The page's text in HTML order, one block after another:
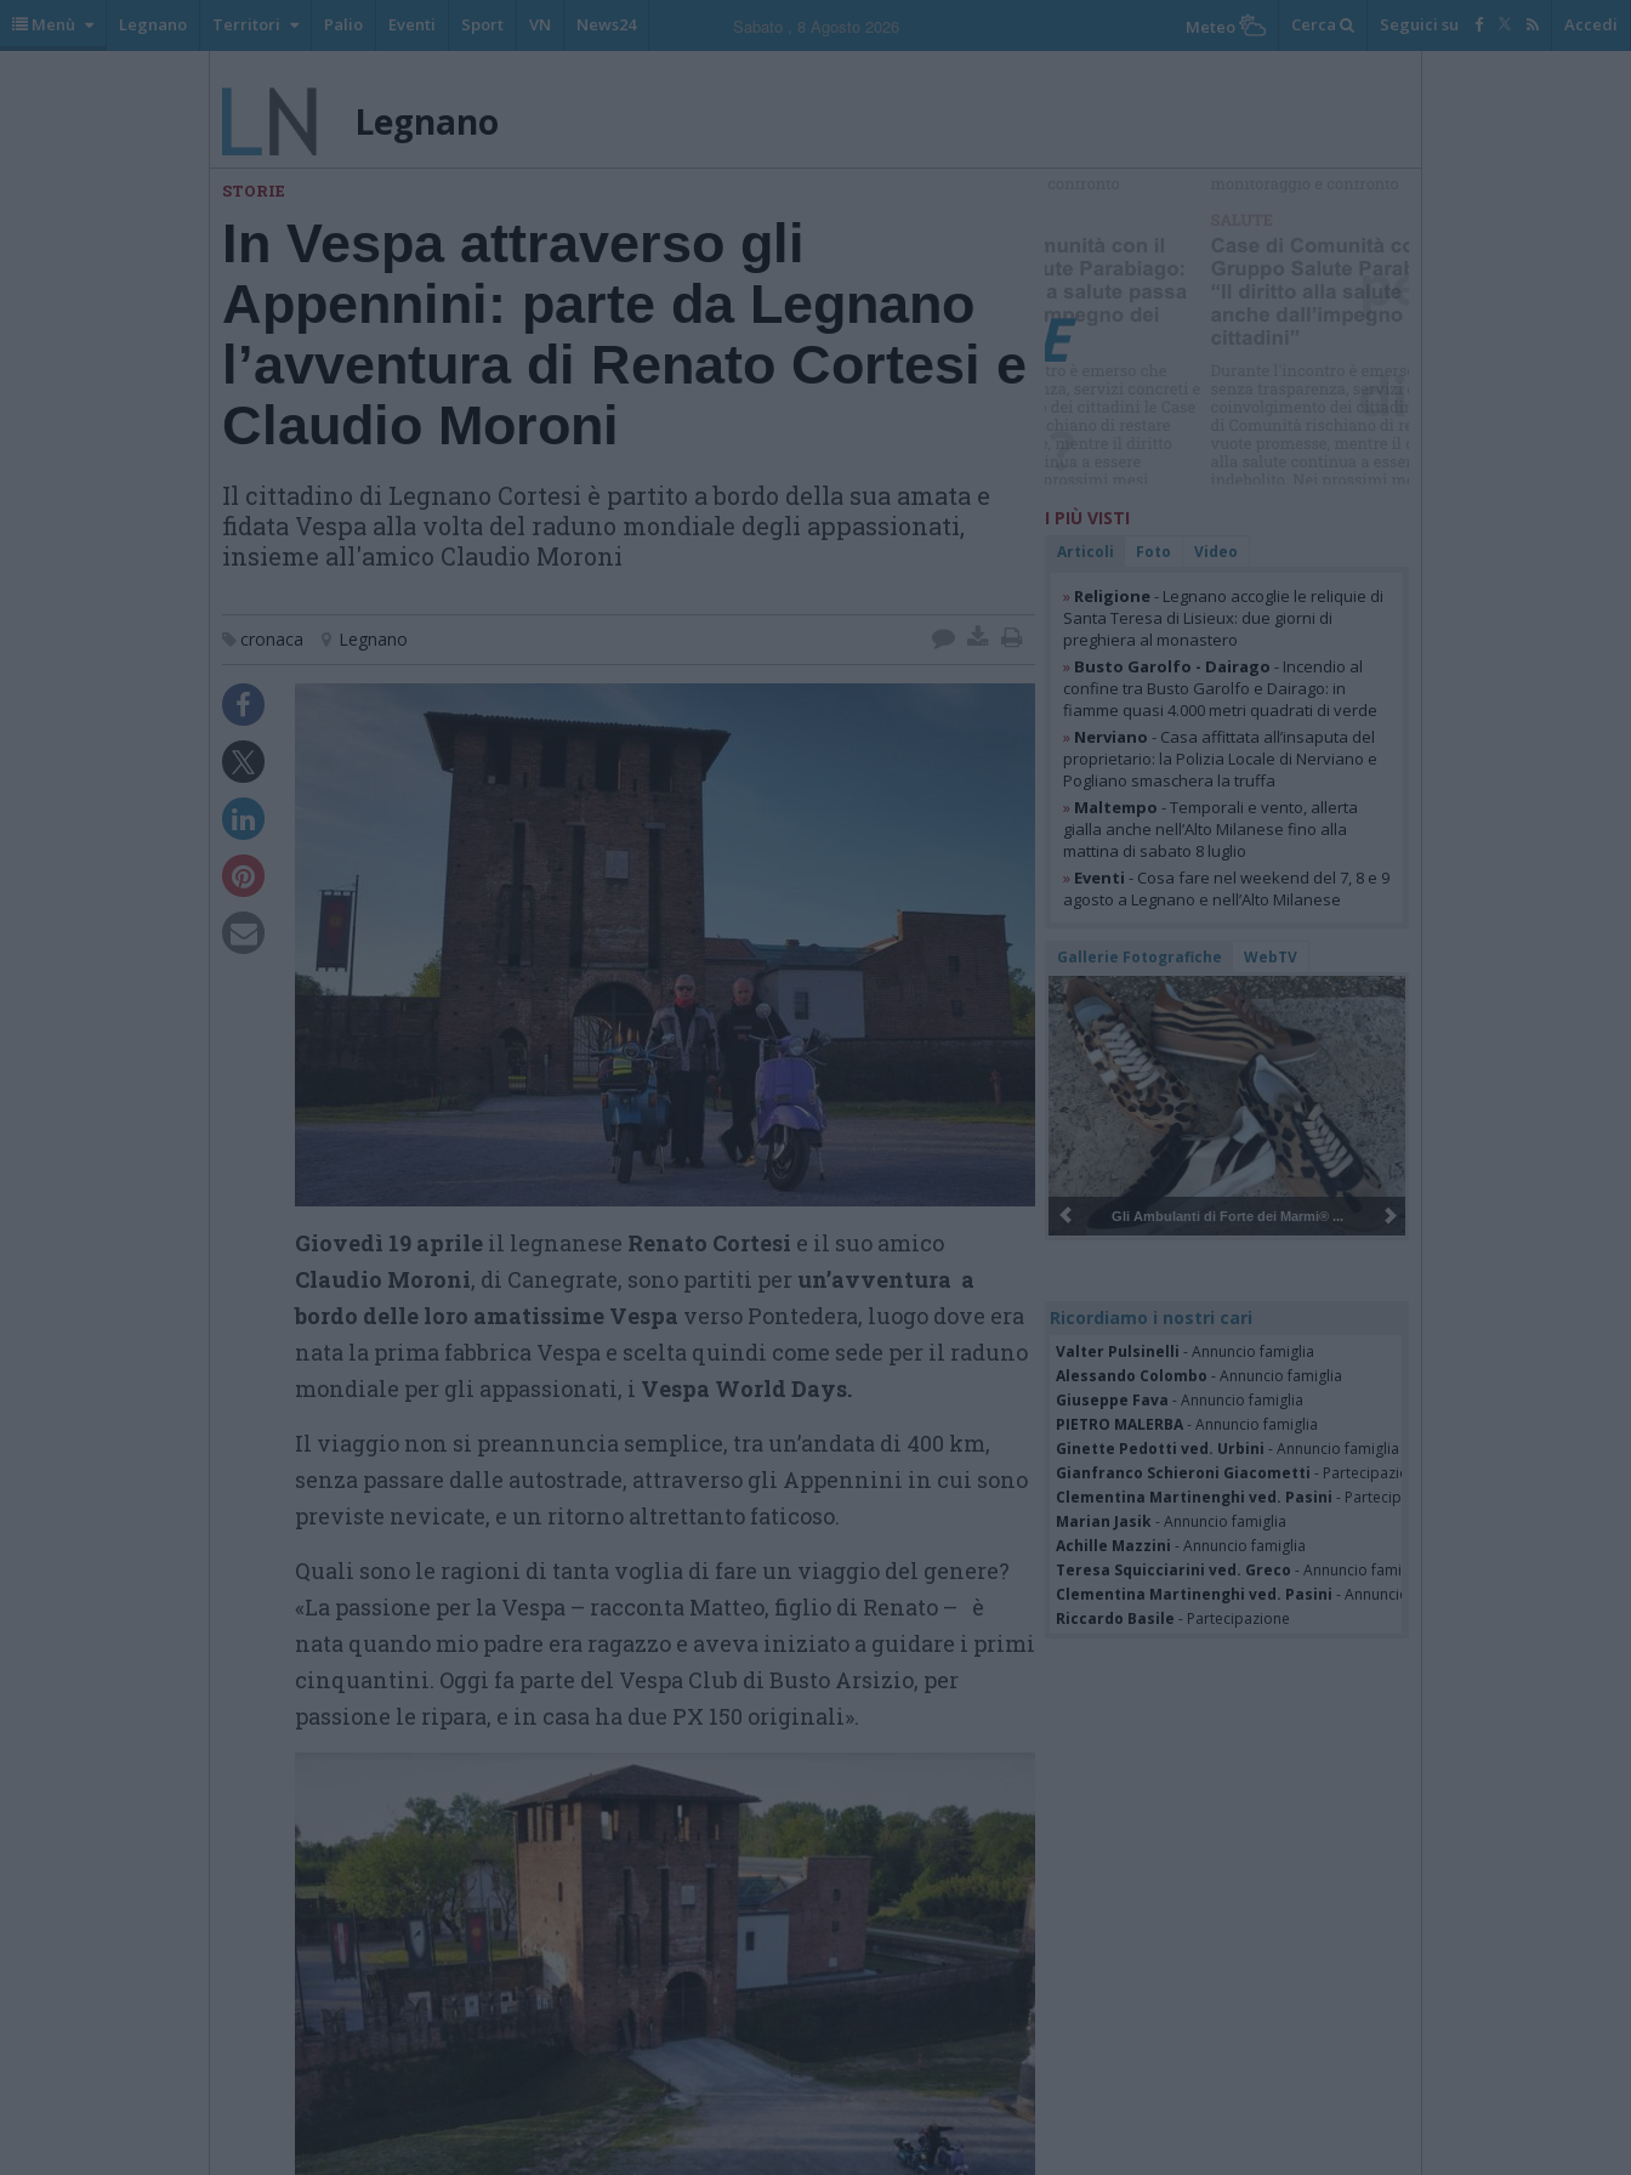
Menù Legnano Territori Palio Eventi Sport VN News24 Sabato , 8 Agosto 2026 Meteo Cerca Seguici su Accedi
Legnano
STORIE
In Vespa attraverso gli
Appennini: parte da Legnano
l’avventura di Renato Cortesi e
Claudio Moroni
Il cittadino di Legnano Cortesi è partito a bordo della sua amata e
fidata Vespa alla volta del raduno mondiale degli appassionati,
insieme all'amico Claudio Moroni
cronaca Legnano
Giovedì 19 aprile il legnanese Renato Cortesi e il suo amico
Claudio Moroni, di Canegrate, sono partiti per un’avventura a
bordo delle loro amatissime Vespa verso Pontedera, luogo dove era
nata la prima fabbrica Vespa e scelta quindi come sede per il raduno
mondiale per gli appassionati, i Vespa World Days.
Il viaggio non si preannuncia semplice, tra un’andata di 400 km,
senza passare dalle autostrade, attraverso gli Appennini in cui sono
previste nevicate, e un ritorno altrettanto faticoso.
Quali sono le ragioni di tanta voglia di fare un viaggio del genere?
«La passione per la Vespa – racconta Matteo, figlio di Renato – è
nata quando mio padre era ragazzo e aveva iniziato a guidare i primi
cinquantini. Oggi fa parte del Vespa Club di Busto Arsizio, per
passione le ripara, e in casa ha due PX 150 originali».
I PIÙ VISTI
Articoli Foto Video
» Religione- Legnano accoglie le reliquie di
Santa Teresa di Lisieux: due giorni di
preghiera al monastero
» Busto Garolfo - Dairago - Incendio al
confine tra Busto Garolfo e Dairago: in
fiamme quasi 4.000 metri quadrati di verde
» Nerviano - Casa affittata all’insaputa del
proprietario: la Polizia Locale di Nerviano e
Pogliano smaschera la truffa
» Maltempo - Temporali e vento, allerta
gialla anche nell’Alto Milanese fino alla
mattina di sabato 8 luglio
» Eventi - Cosa fare nel weekend del 7, 8 e 9
agosto a Legnano e nell’Alto Milanese
Gallerie Fotografiche WebTV
Pulizia del bosco del Rugareto a ...
Ricordiamo i nostri cari
Valter Pulsinelli - Annuncio famiglia
Alessando Colombo - Annuncio famiglia
Giuseppe Fava - Annuncio famiglia
PIETRO MALERBA- Annuncio famiglia
Ginette Pedotti ved. Urbini - Annuncio famiglia
Gianfranco Schieroni Giacometti - Partecipazione
Clementina Martinenghi ved. Pasini - Partecipazione
Marian Jasik - Annuncio famiglia
Achille Mazzini - Annuncio famiglia
Teresa Squicciarini ved. Greco - Annuncio famiglia
Clementina Martinenghi ved. Pasini - Annuncio famiglia
Riccardo Basile - Partecipazione